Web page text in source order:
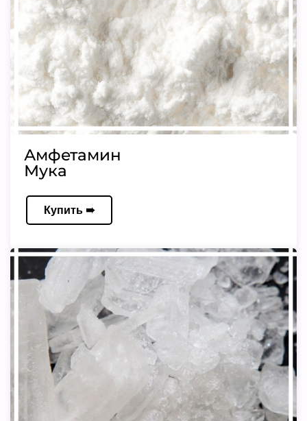
Амфетамин
Мука
Купить ➠